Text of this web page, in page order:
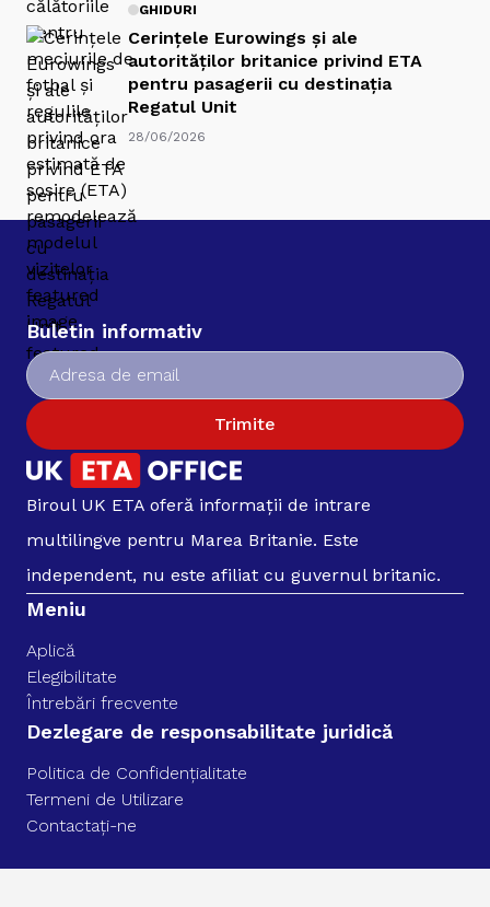
GHIDURI
Cerințele Eurowings și ale
autorităților britanice privind ETA
pentru pasagerii cu destinația
Regatul Unit
28/06/2026
Buletin informativ
Trimite
Biroul UK ETA oferă informații de intrare
multilingve pentru Marea Britanie. Este
independent, nu este afiliat cu guvernul britanic.
Meniu
Aplică
Elegibilitate
Întrebări frecvente
Dezlegare de responsabilitate juridică
Politica de Confidențialitate
Termeni de Utilizare
Contactați-ne